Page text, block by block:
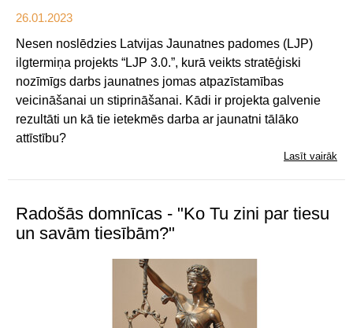
26.01.2023
Nesen noslēdzies Latvijas Jaunatnes padomes (LJP)
ilgtermiņa projekts “LJP 3.0.”, kurā veikts stratēģiski
nozīmīgs darbs jaunatnes jomas atpazīstamības
veicināšanai un stiprināšanai. Kādi ir projekta galvenie
rezultāti un kā tie ietekmēs darba ar jaunatni tālāko
attīstību?
Lasīt vairāk
Radošās domnīcas - "Ko Tu zini par tiesu
un savām tiesībām?"